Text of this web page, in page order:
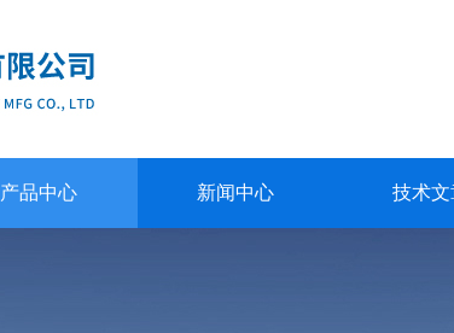
产品中心 新闻中心 技术文